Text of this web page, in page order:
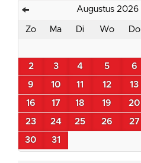
Augustus 2026
Zo Ma Di Wo Do
2 3 4 5 6
9 10 11 12 13
16 17 18 19 20
23 24 25 26 27
30 31